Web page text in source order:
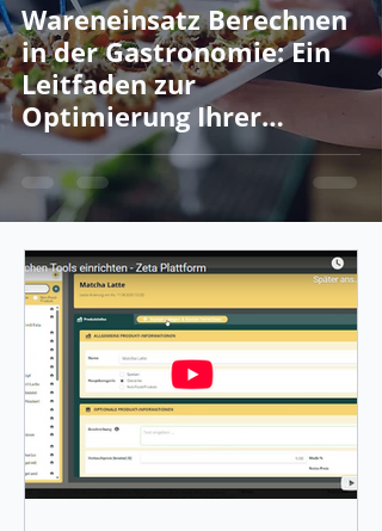
Wareneinsatz Berechnen
in der Gastronomie: Ein
Leitfaden zur
Optimierung Ihrer
Kalkulation